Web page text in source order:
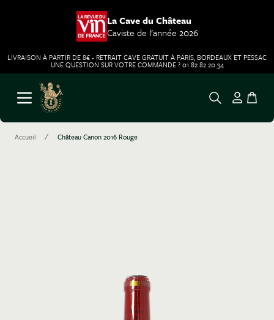
La Cave du Château
Caviste de l'année 2026
LIVRAISON À PARTIR DE 8€ - RETRAIT CAVE GRATUIT À PARIS, BORDEAUX ET PESSAC
UNE QUESTION SUR VOTRE COMMANDE ? 01 82 82 20 34
Aller au contenu
Ouvrir le menu
Accueil / Château Canon 2016 Rouge